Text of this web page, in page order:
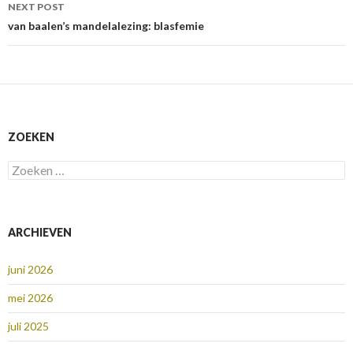
NEXT POST
van baalen’s mandelalezing: blasfemie
ZOEKEN
Zoeken
naar:
ARCHIEVEN
juni 2026
mei 2026
juli 2025